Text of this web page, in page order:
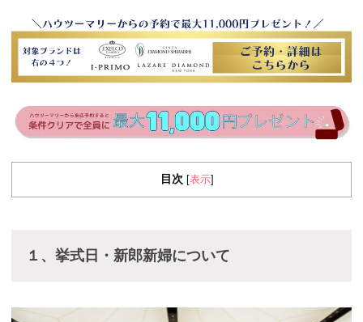
目次 表示
１、挙式日・新郎新婦について